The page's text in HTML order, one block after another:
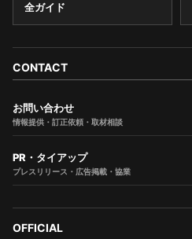
全ガイド
CONTACT
お問い合わせ
情報提供・訂正依頼・取材相談
PR・タイアップ
プレスリリース・広告掲載・協業
OFFICIAL